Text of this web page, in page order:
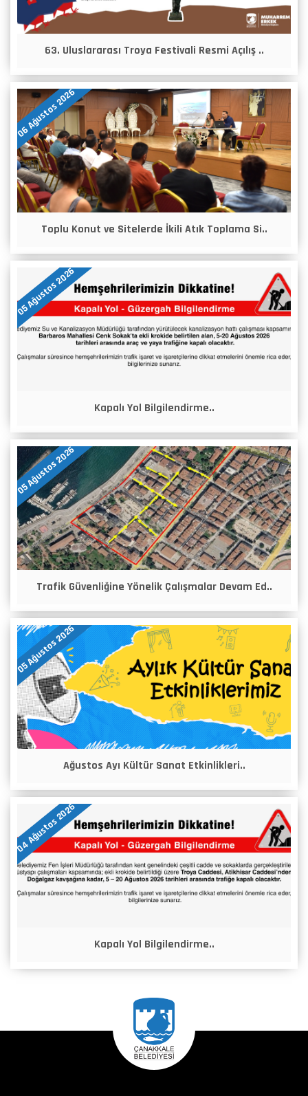
63. Uluslararası Troya Festivali Resmi Açılış ..
06 Ağustos 2026
Toplu Konut ve Sitelerde İkili Atık Toplama Si..
05 Ağustos 2026
Kapalı Yol Bilgilendirme..
05 Ağustos 2026
Trafik Güvenliğine Yönelik Çalışmalar Devam Ed..
05 Ağustos 2026
Ağustos Ayı Kültür Sanat Etkinlikleri..
04 Ağustos 2026
Kapalı Yol Bilgilendirme..